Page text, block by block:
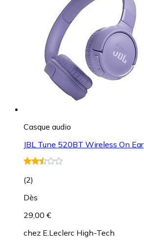
Casque audio
JBL Tune 520BT Wireless On Ear
(2)
Dès
29,00 €
chez E.Leclerc High-Tech